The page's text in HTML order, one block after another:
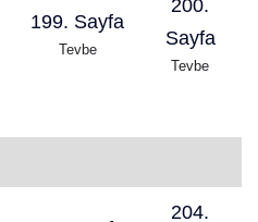
199. Sayfa
Tevbe
200.
Sayfa
Tevbe
204.